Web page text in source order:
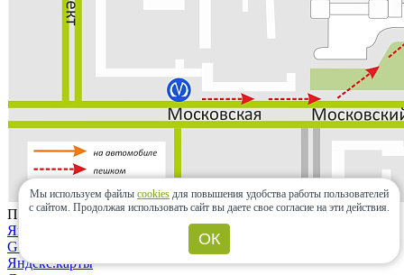
Проложить маршрут
Яндекс.карты
Google maps
Яндекс.карты
Мы используем файлы cookies для повышения удобства работы пользователей
с сайтом. Продолжая использовать сайт вы даете свое согласие на эти действия.
ОК